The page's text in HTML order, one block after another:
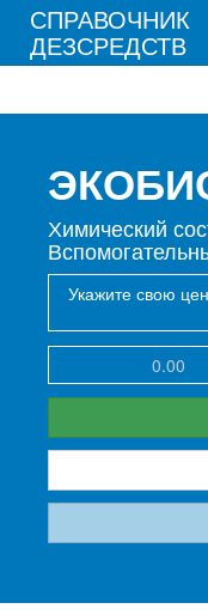
СПРАВОЧНИК
ДЕЗСРЕДСТВ
Химический
Укажите свою